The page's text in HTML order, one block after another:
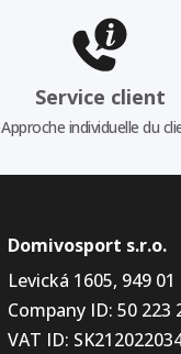
Service client
Approche individuelle du
Domivosport s.r.o.
Levická 1605, 949
Company ID: 50 223
VAT ID: